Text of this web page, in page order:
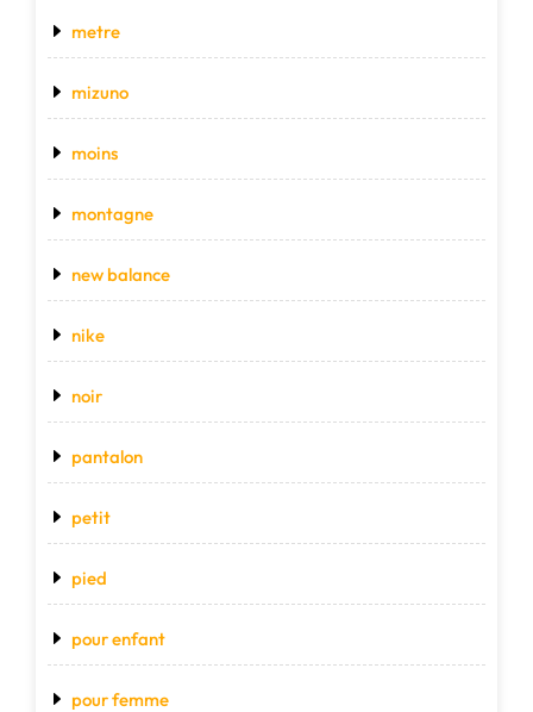
metre
mizuno
moins
montagne
new balance
nike
noir
pantalon
petit
pied
pour enfant
pour femme